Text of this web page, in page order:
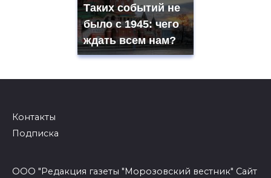
Таких событий не
было с 1945: чего
ждать всем нам?
Контакты
Подписка
ООО "Редакция газеты "Морозовский вестник" Сайт